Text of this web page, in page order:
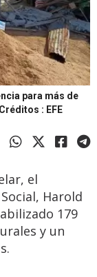
para más de
Créditos : EFE
el
Harold
179
y un